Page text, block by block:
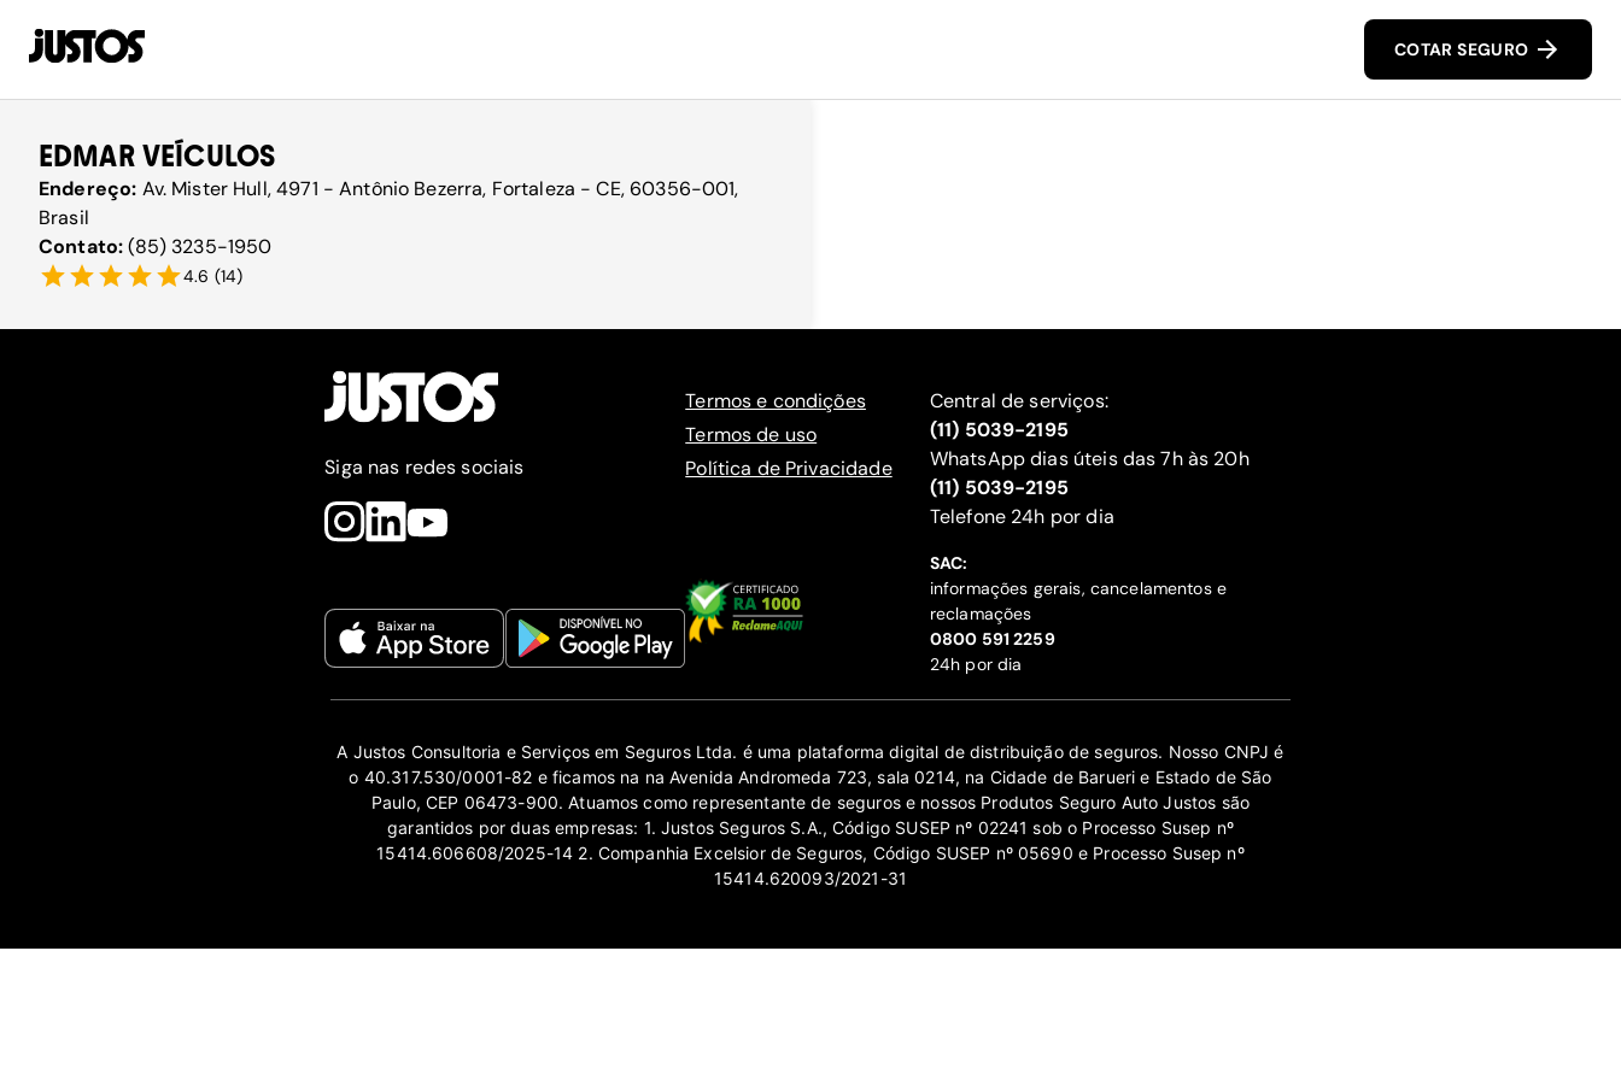
COTAR SEGURO
EDMAR VEÍCULOS
Endereço: Av. Mister Hull, 4971 - Antônio Bezerra, Fortaleza - CE, 60356-001,
Brasil
Contato:(85) 3235-1950
4.6 (14)
Siga nas redes sociais
Termos e condições
Termos de uso
Política de Privacidade
Central de serviços:
(11) 5039-2195
WhatsApp dias úteis das 7h às 20h
(11) 5039-2195
‍Telefone 24h por dia
SAC:
informações gerais, cancelamentos e
reclamações
‍0800 591 2259
24h por dia
A Justos Consultoria e Serviços em Seguros Ltda. é uma plataforma digital de distribuição de seguros. Nosso CNPJ é
o 40.317.530/0001-82 e ficamos na na Avenida Andromeda 723, sala 0214, na Cidade de Barueri e Estado de São
Paulo, CEP 06473-900. Atuamos como representante de seguros e nossos Produtos Seguro Auto Justos são
garantidos por duas empresas: 1. Justos Seguros S.A., Código SUSEP nº 02241 sob o Processo Susep nº
15414.606608/2025-14 2. Companhia Excelsior de Seguros, Código SUSEP nº 05690 e Processo Susep nº
15414.620093/2021-31